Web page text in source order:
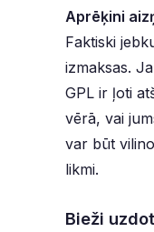
Aprēķini
Faktiski
izmaksas.
GPL ir ļoti
vērā, vai
var būt
likmi.
Bieži